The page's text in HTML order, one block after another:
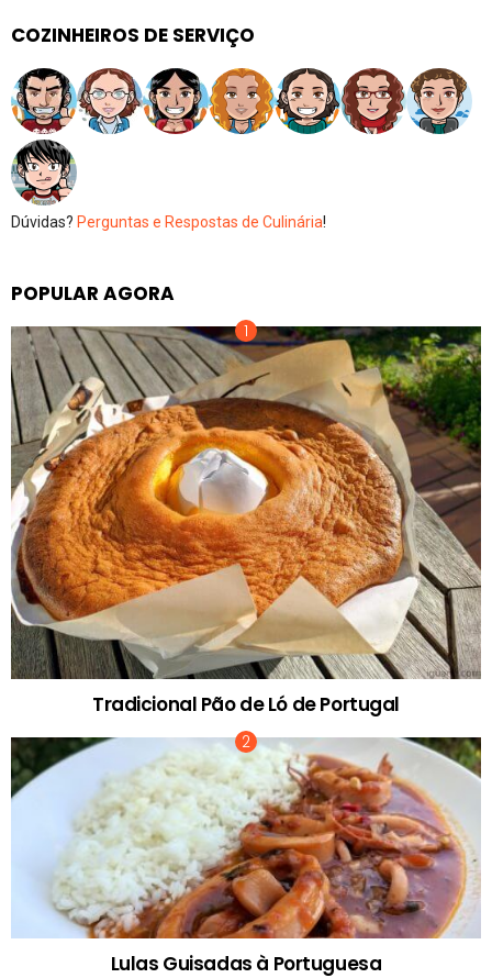
COZINHEIROS DE SERVIÇO
Dúvidas? Perguntas e Respostas de Culinária!
POPULAR AGORA
Tradicional Pão de Ló de Portugal
Lulas Guisadas à Portuguesa